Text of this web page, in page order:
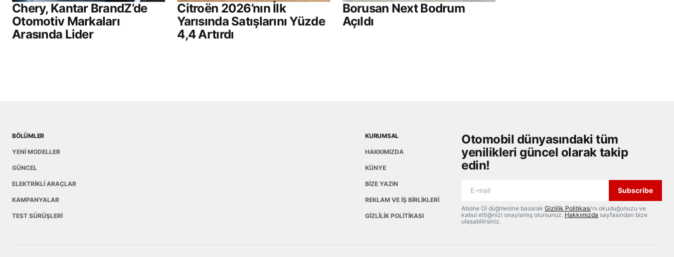
Chery, Kantar BrandZ’de
Otomotiv Markaları
Arasında Lider
Citroën 2026’nın İlk
Yarısında Satışlarını Yüzde
4,4 Artırdı
Borusan Next Bodrum
Açıldı
BÖLÜMLER
YENİ MODELLER
GÜNCEL
ELEKTRİKLİ ARAÇLAR
KAMPANYALAR
TEST SÜRÜŞLERİ
KURUMSAL
HAKKIMIZDA
KÜNYE
BİZE YAZIN
REKLAM VE İŞ BİRLİKLERİ
GİZLİLİK POLİTİKASI
Otomobil dünyasındaki tüm
yenilikleri güncel olarak takip
edin!
Subscribe
Abone Ol düğmesine basarak Gizlilik Politikası'nı okuduğunuzu ve
kabul ettiğinizi onaylamış olursunuz. Hakkımızda sayfasından bize
ulaşabilirsiniz.